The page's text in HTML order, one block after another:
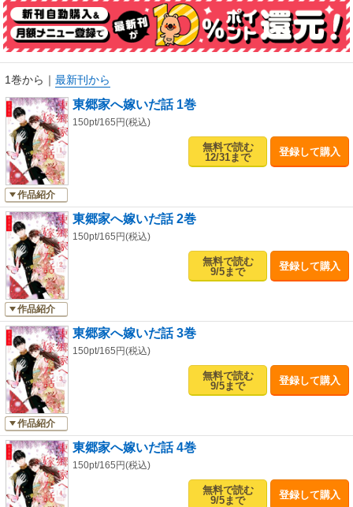
当日、やってきたのは長男の正治で――？
戦では負け知らずの千里眼の末裔に見初められた“呪い子”の少女、
婚姻からはじまる異能力ラブファンタジー、開幕！
1巻から ｜ 最新刊から
作品紹介
東郷家へ嫁いだ話 1巻
150pt/165円(税込)
無料で読む
12/31まで
登録して購入
作品紹介
東郷家へ嫁いだ話 2巻
150pt/165円(税込)
無料で読む
9/5まで
登録して購入
作品紹介
東郷家へ嫁いだ話 3巻
150pt/165円(税込)
無料で読む
9/5まで
登録して購入
東郷家へ嫁いだ話 4巻
150pt/165円(税込)
無料で読む
9/5まで
登録して購入